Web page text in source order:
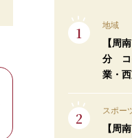
地域
【周
分 コ
業・
スポー
【周